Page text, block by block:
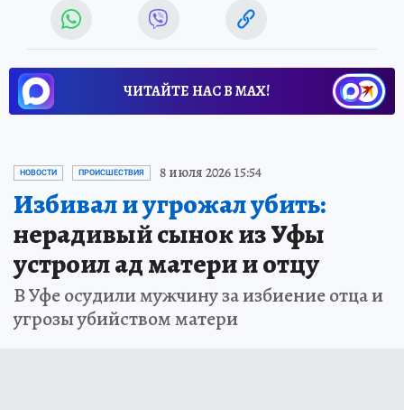
ЧИТАЙТЕ НАС В МАХ!
НОВОСТИ ПРОИСШЕСТВИЯ 8 июля 2026 15:54
Избивал и угрожал убить:
нерадивый сынок из Уфы
устроил ад матери и отцу
В Уфе осудили мужчину за избиение отца и
угрозы убийством матери